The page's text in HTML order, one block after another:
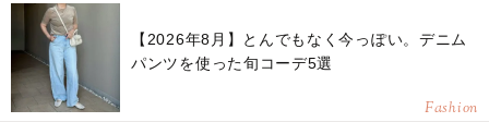
【2026年8月】とんでもなく今っぽい。デニム
パンツを使った旬コーデ5選
Fashion